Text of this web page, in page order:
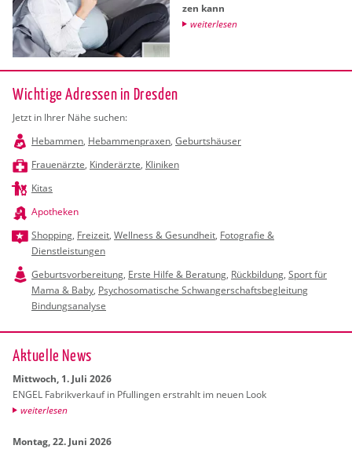
zen kann
wei­ter­le­sen
Wichtige Adressen in Dresden
Jetzt in Ihrer Nähe suchen:
Hebammen, Hebammenpraxen, Geburtshäuser
Frauenärzte, Kinderärzte, Kliniken
Kitas
Apotheken
Shopping, Freizeit, Wellness & Gesundheit, Fotografie &
Dienstleistungen
Geburtsvorbereitung, Erste Hilfe & Beratung, Rückbildung, Sport für
Mama & Baby, Psychosomatische Schwangerschaftsbegleitung
Bindungsanalyse
Ak­tu­el­le News
Mitt­woch, 1. Juli 2026
ENGEL Fa­brik­ver­kauf in Pful­lin­gen er­strahlt im neuen Look
wei­ter­le­sen
Mon­tag, 22. Juni 2026